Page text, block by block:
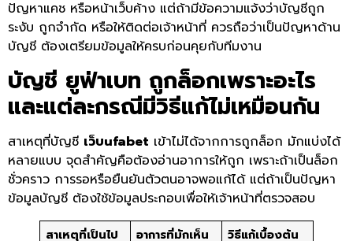
ปัญหาแคช หรือหน้าเว็บค้าง แต่ถ้ามีข้อความแจ้งว่าบัญชีถูก
ระงับ ถูกจำกัด หรือให้ติดต่อเจ้าหน้าที่ ควรถือว่าเป็นปัญหาด้าน
บัญชี ต้องเตรียมข้อมูลให้ครบก่อนคุยกับทีมงาน
บัญชี ยูฟ่าเบท ถูกล็อกเพราะอะไร
และแต่ละกรณีมีวิธีแก้ไม่เหมือนกัน
สาเหตุที่บัญชี เว็บufabet เข้าไม่ได้จากการถูกล็อก มักแบ่งได้
หลายแบบ จุดสำคัญคือต้องอ่านอาการให้ถูก เพราะถ้าเป็นล็อก
ชั่วคราว การรอหรือยืนยันตัวตนอาจพอแก้ได้ แต่ถ้าเป็นปัญหา
ข้อมูลบัญชี ต้องใช้ข้อมูลประกอบเพื่อให้เจ้าหน้าที่ตรวจสอบ
สาเหตุที่เป็นไป
อาการที่มักเห็น วิธีแก้เบื้องต้น